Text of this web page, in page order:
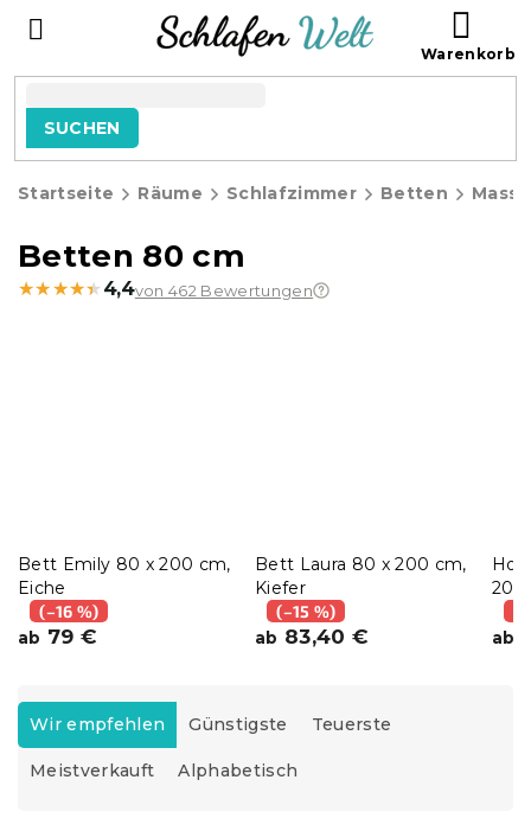
SUCHEN
Startseite Räume Schlafzimmer Betten
Betten 80 cm
★★★★★
★★★★★ 4,4von 462 Bewertungen
Bett Emily 80 x 200 cm,
Eiche
(–16 %)
ab 79 €
Bett Laura 80 x 200 cm,
Kiefer
(–15 %)
ab 83,40 €
200
ab
P
o
d
Wir empfehlen Günstigste Teuerste
Meistverkauft Alphabetisch